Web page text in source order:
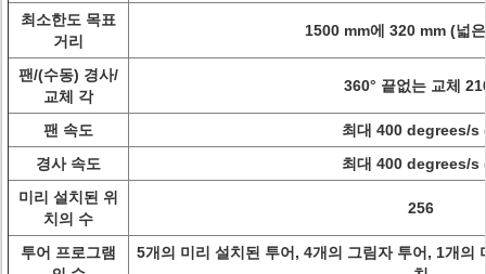
최소한도 목표
거리
1500 mm에 320 mm (넓
팬/(수동) 경사/
교체 각
360° 끝없는 교체
팬 속도
최대 400 degrees/s
경사 속도
최대 400 degrees/s
미리 설치된 위
치의 수
256
투어 프로그램
5개의 미리 설치된 투어, 4개의 그림자 투어, 1개의